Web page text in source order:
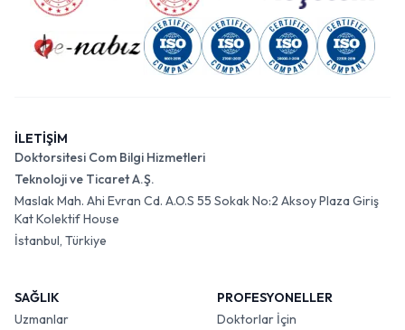
İLETİŞİM
Doktorsitesi Com Bilgi Hizmetleri
Teknoloji ve Ticaret A.Ş.
Maslak Mah. Ahi Evran Cd. A.O.S 55 Sokak No:2 Aksoy Plaza Giriş
Kat Kolektif House
İstanbul, Türkiye
SAĞLIK
Uzmanlar
PROFESYONELLER
Doktorlar İçin